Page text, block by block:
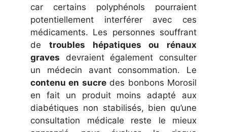
car certains polyphénols pourraient
potentiellement interférer avec ces
médicaments. Les personnes souffrant
de troubles hépatiques ou rénaux
graves devraient également consulter
un médecin avant consommation. Le
contenu en sucredes bonbons Morosil
en fait un produit moins adapté aux
diabétiques non stabilisés, bien qu’une
consultation médicale reste le mieux